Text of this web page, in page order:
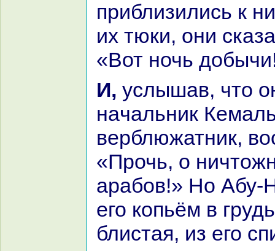
приблизились к
их тюки, они
«Вот ночь
И, услышав, что они говорят это,
нaчальник
верблюжатник,
«Прочь, о
аpaбов!» Но Абу-
его кoпьём в
блистая, из его